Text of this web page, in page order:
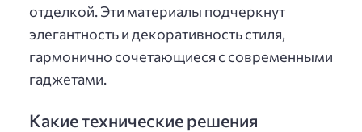
отделкой. Эти материалы подчеркнут
элегантность и декоративность стиля,
гармонично сочетающиеся с современными
гаджетами.
Какие технические решения